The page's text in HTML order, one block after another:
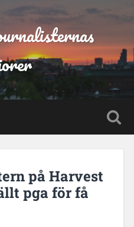
på Harvest
pga för få